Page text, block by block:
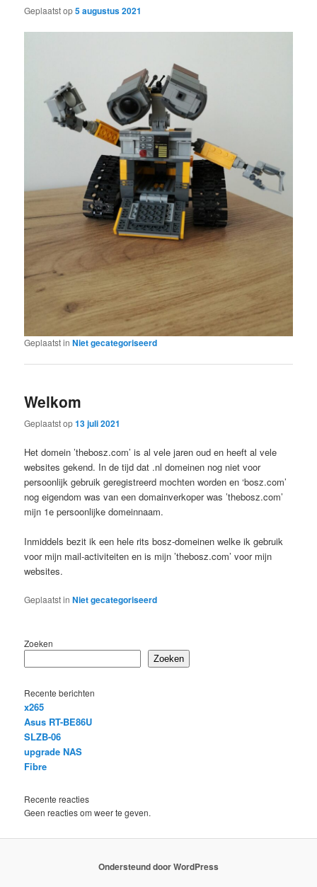
Geplaatst op5 augustus 2021
Geplaatst in Niet gecategoriseerd
Welkom
Geplaatst op13 juli 2021
Het domein ’thebosz.com’ is al vele jaren oud en heeft al vele
websites gekend. In de tijd dat .nl domeinen nog niet voor
persoonlijk gebruik geregistreerd mochten worden en ‘bosz.com’
nog eigendom was van een domainverkoper was ’thebosz.com’
mijn 1e persoonlijke domeinnaam.
Inmiddels bezit ik een hele rits bosz-domeinen welke ik gebruik
voor mijn mail-activiteiten en is mijn ’thebosz.com’ voor mijn
websites.
Geplaatst in Niet gecategoriseerd
Zoeken
Zoeken
Recente berichten
x265
Asus RT-BE86U
SLZB-06
upgrade NAS
Fibre
Recente reacties
Geen reacties om weer te geven.
Ondersteund door WordPress